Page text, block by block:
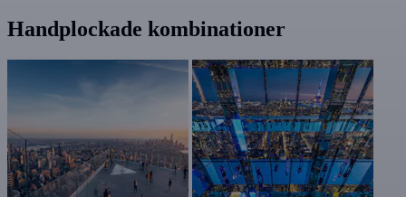
Handplockade kombinationer